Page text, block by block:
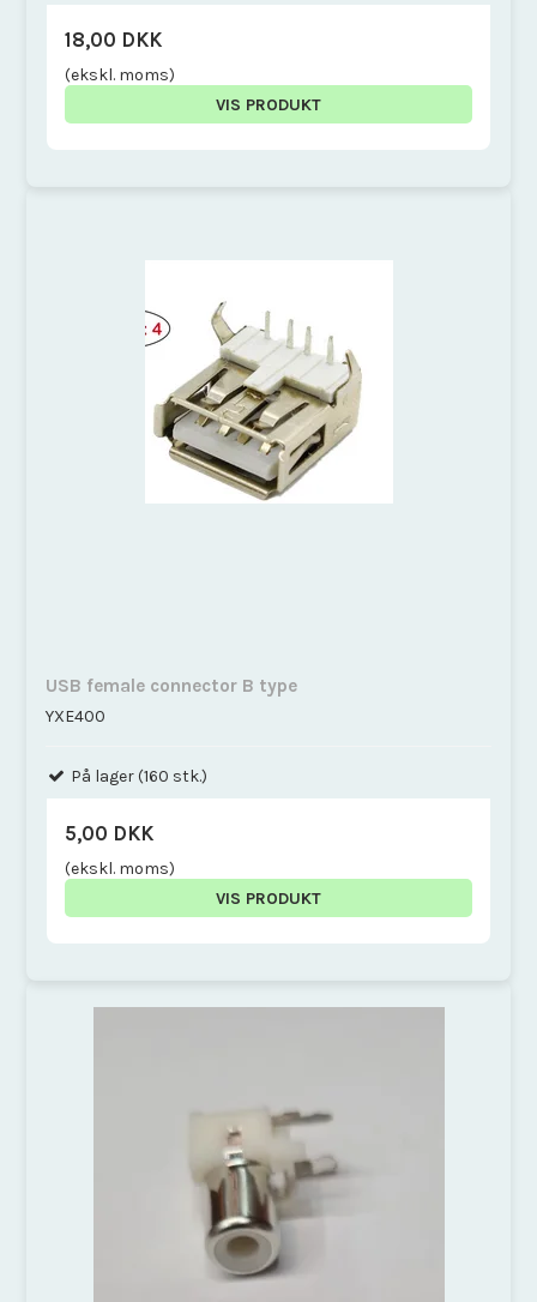
18,00 DKK
(ekskl. moms)
VIS PRODUKT
USB female connector B type
YXE400
På lager (160 stk.)
5,00 DKK
(ekskl. moms)
VIS PRODUKT